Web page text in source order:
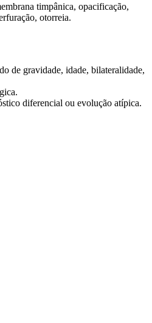
timpânica, opacificação,
otorreia.
de gravidade, idade, bilateralidade,
diferencial ou evolução atípica.